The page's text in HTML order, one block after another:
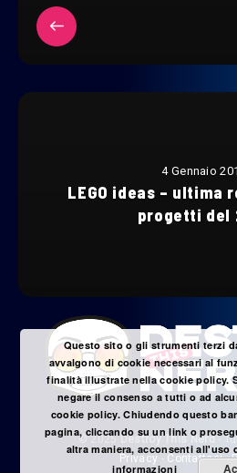
4 Gennaio
LEGO ideas – ultima
progetti del
© 2025 Destroy This Nerd-
Privacy
Contattaci-
Questo sito o gli strumenti terzi
avvalgono di cookie necessari al
finalità illustrate nella cookie policy.
negare il consenso a tutti o ad
cookie policy. Chiudendo questo
pagina, cliccando su un link o
altra maniera, acconsenti all'uso
informazioni